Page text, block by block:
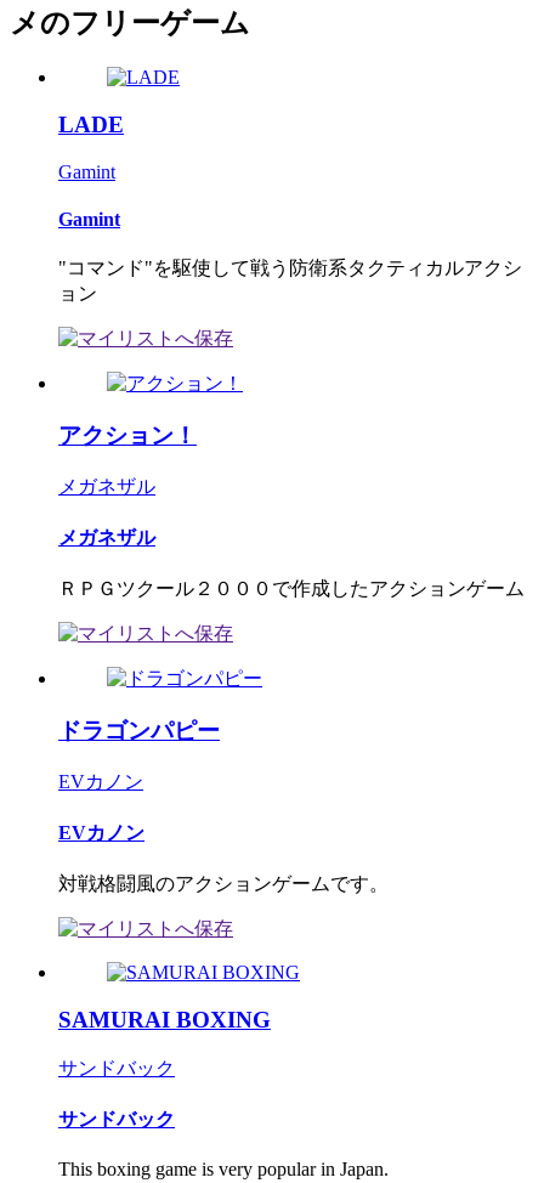
メのフリーゲーム
LADE
Gamint
Gamint
"コマンド"を駆使して戦う防衛系タクティカルアクシ
ョン
アクション！
メガネザル
メガネザル
ＲＰＧツクール２０００で作成したアクションゲーム
ドラゴンパピー
EVカノン
EVカノン
対戦格闘風のアクションゲームです。
SAMURAI BOXING
サンドバック
サンドバック
This boxing game is very popular in Japan.